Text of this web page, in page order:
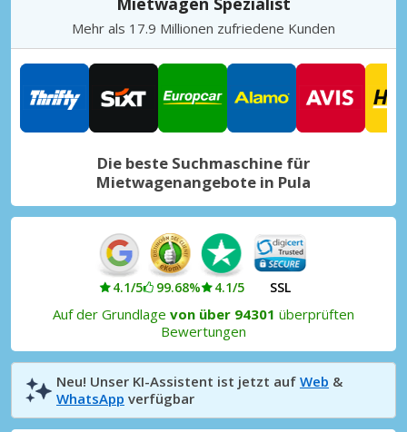
Mehr als 17.9 Millionen zufriedene Kunden
Die beste Suchmaschine für
Mietwagenangebote in Pula
4.1/5 99.68% 4.1/5 SSL
Auf der Grundlage von über 94301 überprüften
Bewertungen
Neu! Unser KI-Assistent ist jetzt auf Web &
WhatsApp verfügbar